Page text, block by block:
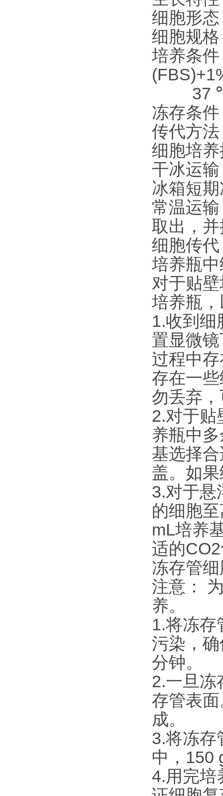
细胞形
细胞规
培养条
37 ℃,
冻存条
传代方
细胞培
干冰运
冰箱短
常温运
取出，
细胞传
培养瓶
对于贴
培养瓶
1.收到细
置显微
过程中
存在一
勿丢弃
2.对于贴
养瓶中
基选择
盖。如
3.对于悬
的细胞
mL培养
适的
冻存管
注意：
养。
1.将冻
污染，
分钟。
2.一旦冻
存管表
成。
3.将冻存
中，150
4.用完培